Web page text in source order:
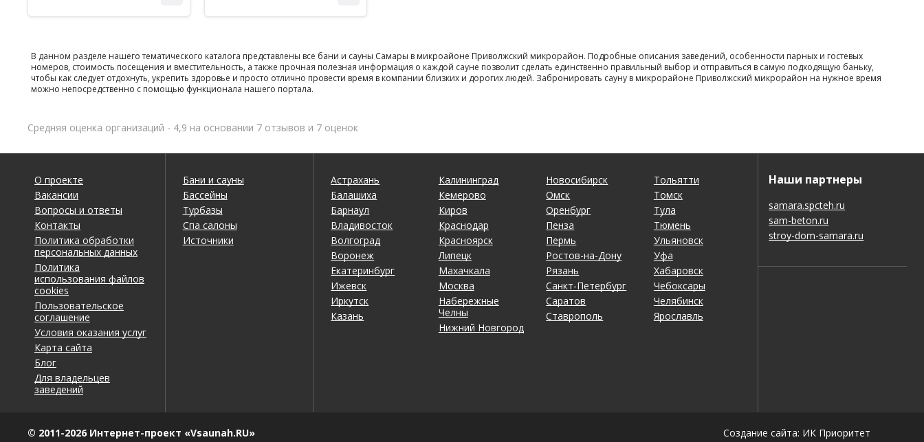
В данном разделе нашего тематического каталога представлены все бани и сауны Самары в микроайоне Приволжский микрорайон. Подробные описания заведений, особенности парных и гостевых
номеров, стоимость посещения и вместительность, а также прочная полезная информация о каждой сауне позволит сделать единственно правильный выбор и отправиться в самую подходящую баньку,
чтобы как следует отдохнуть, укрепить здоровье и просто отлично провести время в компании близких и дорогих людей. Забронировать сауну в микрорайоне Приволжский микрорайон на нужное время
можно непосредственно с помощью функционала нашего портала.
Средняя оценка организаций - 4,9 на основании 7 отзывов и 7 оценок
О проекте
Вакансии
Вопросы и ответы
Контакты
Политика обработки
персональных данных
Политика
использования файлов
cookies
Пользовательское
соглашение
Условия оказания услуг
Карта сайта
Блог
Для владельцев
заведений
Бани и сауны
Бассейны
Турбазы
Спа салоны
Источники
Астрахань
Балашиха
Барнаул
Владивосток
Волгоград
Воронеж
Екатеринбург
Ижевск
Иркутск
Казань
Калининград
Кемерово
Киров
Краснодар
Красноярск
Липецк
Махачкала
Москва
Набережные
Челны
Нижний Новгород
Новосибирск
Омск
Оренбург
Пенза
Пермь
Ростов-на-Дону
Рязань
Санкт-Петербург
Саратов
Ставрополь
Тольятти
Томск
Тула
Тюмень
Ульяновск
Уфа
Хабаровск
Чебоксары
Челябинск
Ярославль
Наши партнеры
samara.spcteh.ru
sam-beton.ru
stroy-dom-samara.ru
© 2011-2026 Интернет-проект «Vsaunah.RU»
Создание сайта: ИК Приоритет